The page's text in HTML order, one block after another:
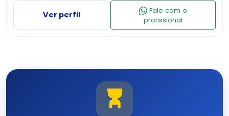
Ver perfil
Fale com o
profissional